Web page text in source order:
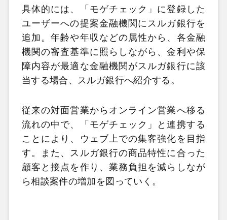
具体的には、「モゲチェック」に登録した
ユーザーへの提案金融機関にスルガ銀行を
追加。年齢や年収などの属性から、各金融
機関の審査基準に照らしながら、金利や保
障内容が最適な金融機関がスルガ銀行に該
当する場合、スルガ銀行へ紹介する。
従来の対面営業からオンライン営業へ移る
流れの中で、「モゲチェック」と連携する
ことにより、ウェブ上での集客強化を目指
す。また、スルガ銀行の商品特性に合った
顧客と接点を作り、業務負担を減らしなが
ら相談案件の増加を図っていく。